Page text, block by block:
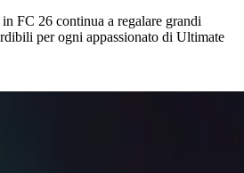
FC 26 continua a regalare grandi
per ogni appassionato di Ultimate